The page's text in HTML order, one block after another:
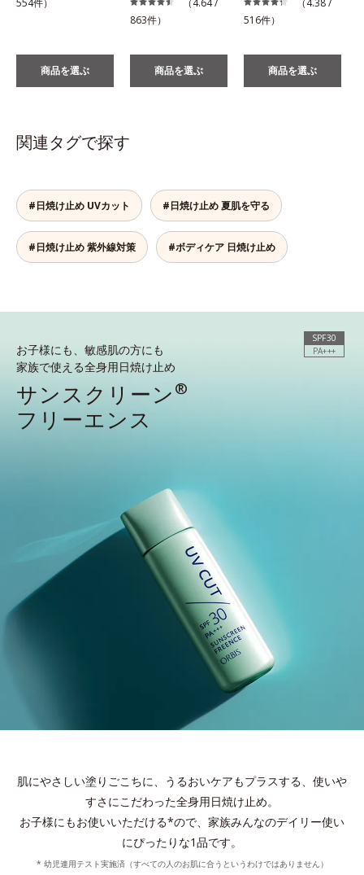
554件）
商品を選ぶ
（4.64 /
863件）
商品を選ぶ
（4.38 /
516件）
商品を選ぶ
関連タグで探す
#日焼け止め UVカット #日焼け止め 夏肌を守る
#日焼け止め 紫外線対策 #ボディケア 日焼け止め
SPF30
PA+++
お子様にも、敏感肌の方にも
家族で使える全身用日焼け止め
サンスクリーン ®
フリーエンス
肌にやさしい塗りごこちに、うるおいケアもプラスする、使いや
すさにこだわった全身用日焼け止め。
お子様にもお使いいただける*ので、家族みんなのデイリー使い
にぴったりな1品です。
* 幼児連用テスト実施済（すべての人のお肌に合うというわけではありません）